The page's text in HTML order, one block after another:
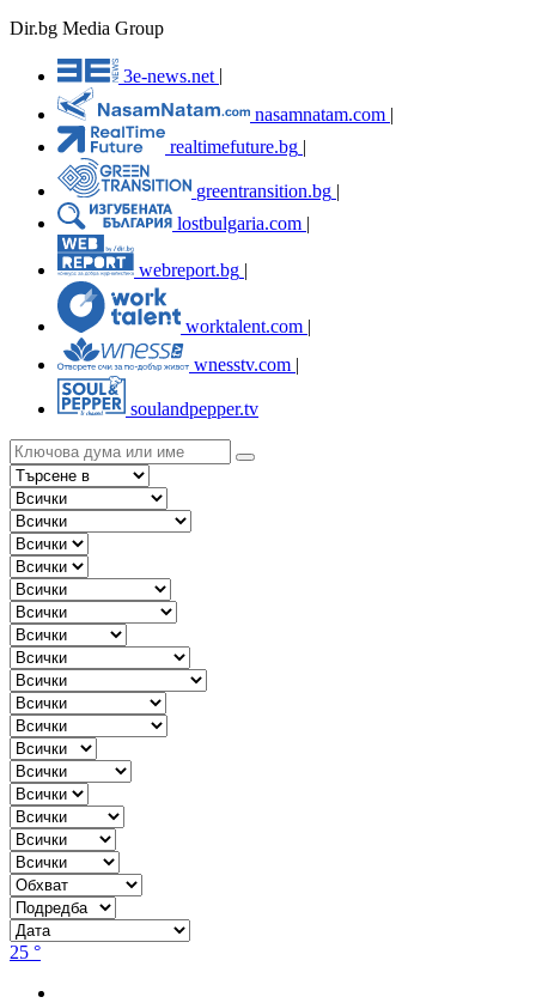
Dir.bg Media Group
3e-news.net
nasamnatam.com |
realtimefuture.bg |
greentransition.bg |
lostbulgaria.com |
webreport.bg
worktalent.com |
wnesstv.com |
soulandpepper.tv
25 °